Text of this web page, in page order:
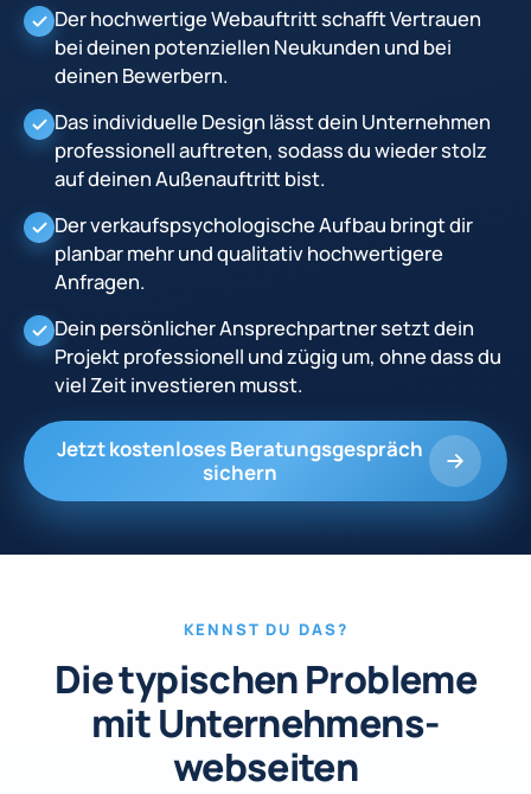
Der hochwertige Webauftritt schafft Vertrauen
bei deinen potenziellen Neukunden und bei
deinen Bewerbern.
Das individuelle Design lässt dein Unternehmen
professionell auftreten, sodass du wieder stolz
auf deinen Außenauftritt bist.
Der verkaufspsychologische Aufbau bringt dir
planbar mehr und qualitativ hochwertigere
Anfragen.
Dein persönlicher Ansprechpartner setzt dein
Projekt professionell und zügig um, ohne dass du
viel Zeit investieren musst.
Jetzt kostenloses Beratungsgespräch
sichern
KENNST DU DAS?
Die typischen Probleme
mit Unternehmens­
webseiten